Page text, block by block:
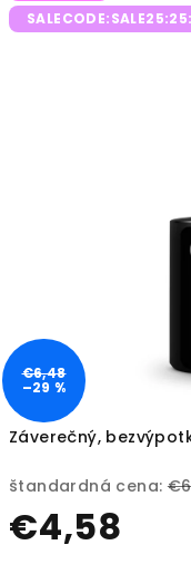
Záverečný,
štandardná cena:
€4,58
z
€6,48
–29 %